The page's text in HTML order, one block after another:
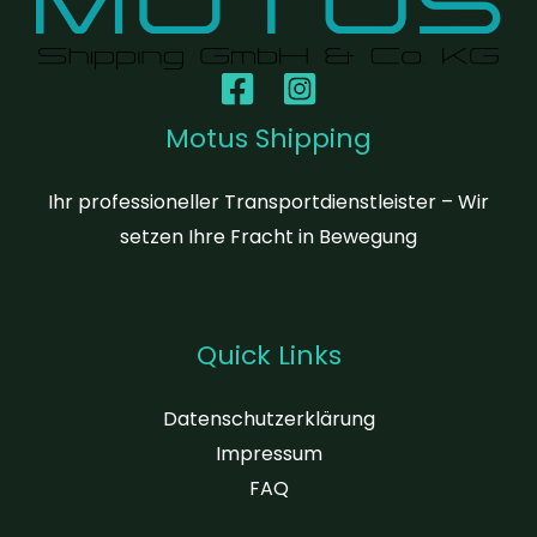
Motus Shipping
Ihr professioneller Transportdienstleister – Wir
setzen Ihre Fracht in Bewegung
Quick Links
Datenschutzerklärung
Impressum
FAQ